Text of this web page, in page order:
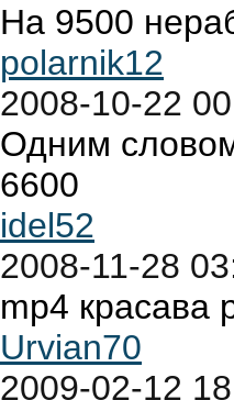
На 9500
polarnik12
2008-10-22
Одним
6600
idel52
2008-11-28
mp4 красава
Urvian70
2009-02-12